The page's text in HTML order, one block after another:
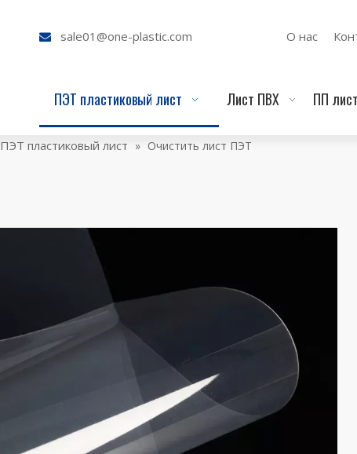
 sale01@one-plastic.com О нас
ПЭТ пластиковый лист Лист ПВХ ПП лист
ПЭТ пластиковый лист » Очистить лист ПЭТ